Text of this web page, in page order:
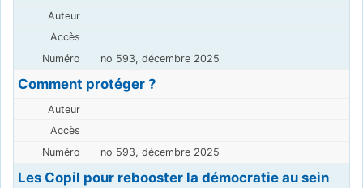
no 593, décembre 2025
Comment protéger ?
no 593, décembre 2025
Les Copil pour rebooster la démocratie au sein